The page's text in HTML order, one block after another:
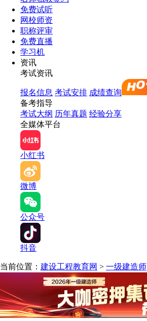
免费试听
网校师资
职称评审
免费直播
学习机
资讯
考试资讯
报名信息 考试安排 成绩查询
备考指导
考试大纲 历年真题 经验分享
全媒体平台
小红书
微博
公众号
抖音
当前位置： 建设工程教育网 > 一级建造师